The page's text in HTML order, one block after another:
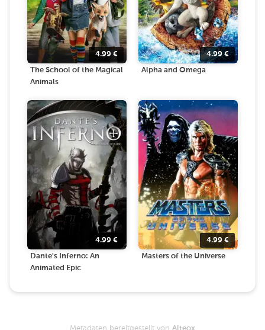
4.99 €
The School of the Magical
Animals
4.99 €
Alpha and Omega
4.99 €
Dante's Inferno: An
Animated Epic
4.99 €
Masters of the Universe
Metadaten bereitgestellt von